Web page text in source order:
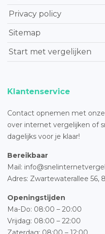
Privacy policy
Sitemap
Start met vergelijken
Klantenservice
Contact opnemen met
over internet vergelijken of
dagelijks voor je klaar!
Bereikbaar
Mail:
Adres: Zwartewaterallee 56,
Openingstijden
Ma-Do: 08:00 – 20:00
Vrijdag: 08:00 – 22:00